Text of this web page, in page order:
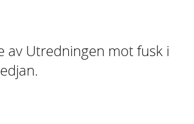
av Utredningen mot fusk i